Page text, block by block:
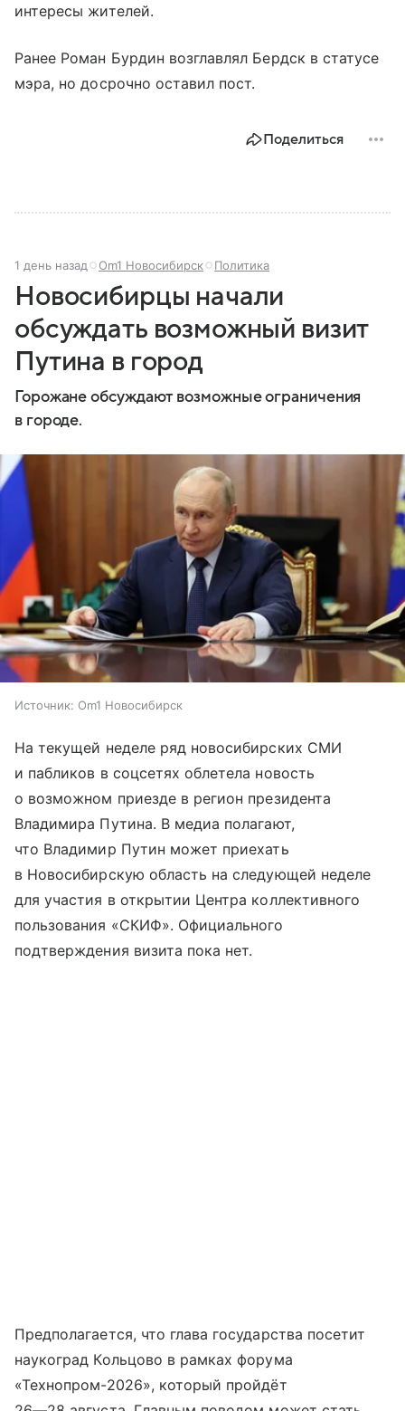
интересы жителей.
Ранее Роман Бурдин возглавлял Бердск в статусе
мэра, но досрочно оставил пост.
Поделиться
1 день назад Om1 Новосибирск Политика
Новосибирцы начали
обсуждать возможный визит
Путина в город
Горожане обсуждают возможные ограничения
в городе.
Источник: Om1 Новосибирск
На текущей неделе ряд новосибирских СМИ
и пабликов в соцсетях облетела новость
о возможном приезде в регион президента
Владимира Путина. В медиа полагают,
что Владимир Путин может приехать
в Новосибирскую область на следующей неделе
для участия в открытии Центра коллективного
пользования «СКИФ». Официального
подтверждения визита пока нет.
Предполагается, что глава государства посетит
наукоград Кольцово в рамках форума
«Технопром-2026», который пройдёт